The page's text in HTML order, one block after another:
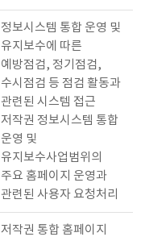
정보시스템 통합 운영 및
유지보수에 따른
예방점검, 정기점검,
수시점검 등 점검 활동과
관련된 시스템 접근
저작권 정보시스템 통합
운영 및
유지보수사업범위의
주요 홈페이지 운영과
관련된 사용자 요청처리
저작권 통합 홈페이지